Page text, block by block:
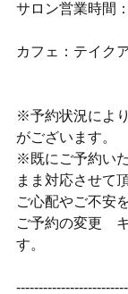
サロン営業時間
カフェ：テイク
※予約状況によ
がございます。
※既にご予約い
まま対応させて
ご心配やご不安
ご予約の変更　
す。